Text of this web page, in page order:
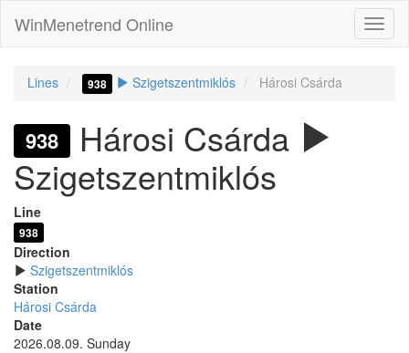
WinMenetrend Online
Lines 938 Szigetszentmiklós Hárosi Csárda
938
Hárosi Csárda
Szigetszentmiklós
Line
938
Direction
Szigetszentmiklós
Station
Hárosi Csárda
Date
2026.08.09. Sunday